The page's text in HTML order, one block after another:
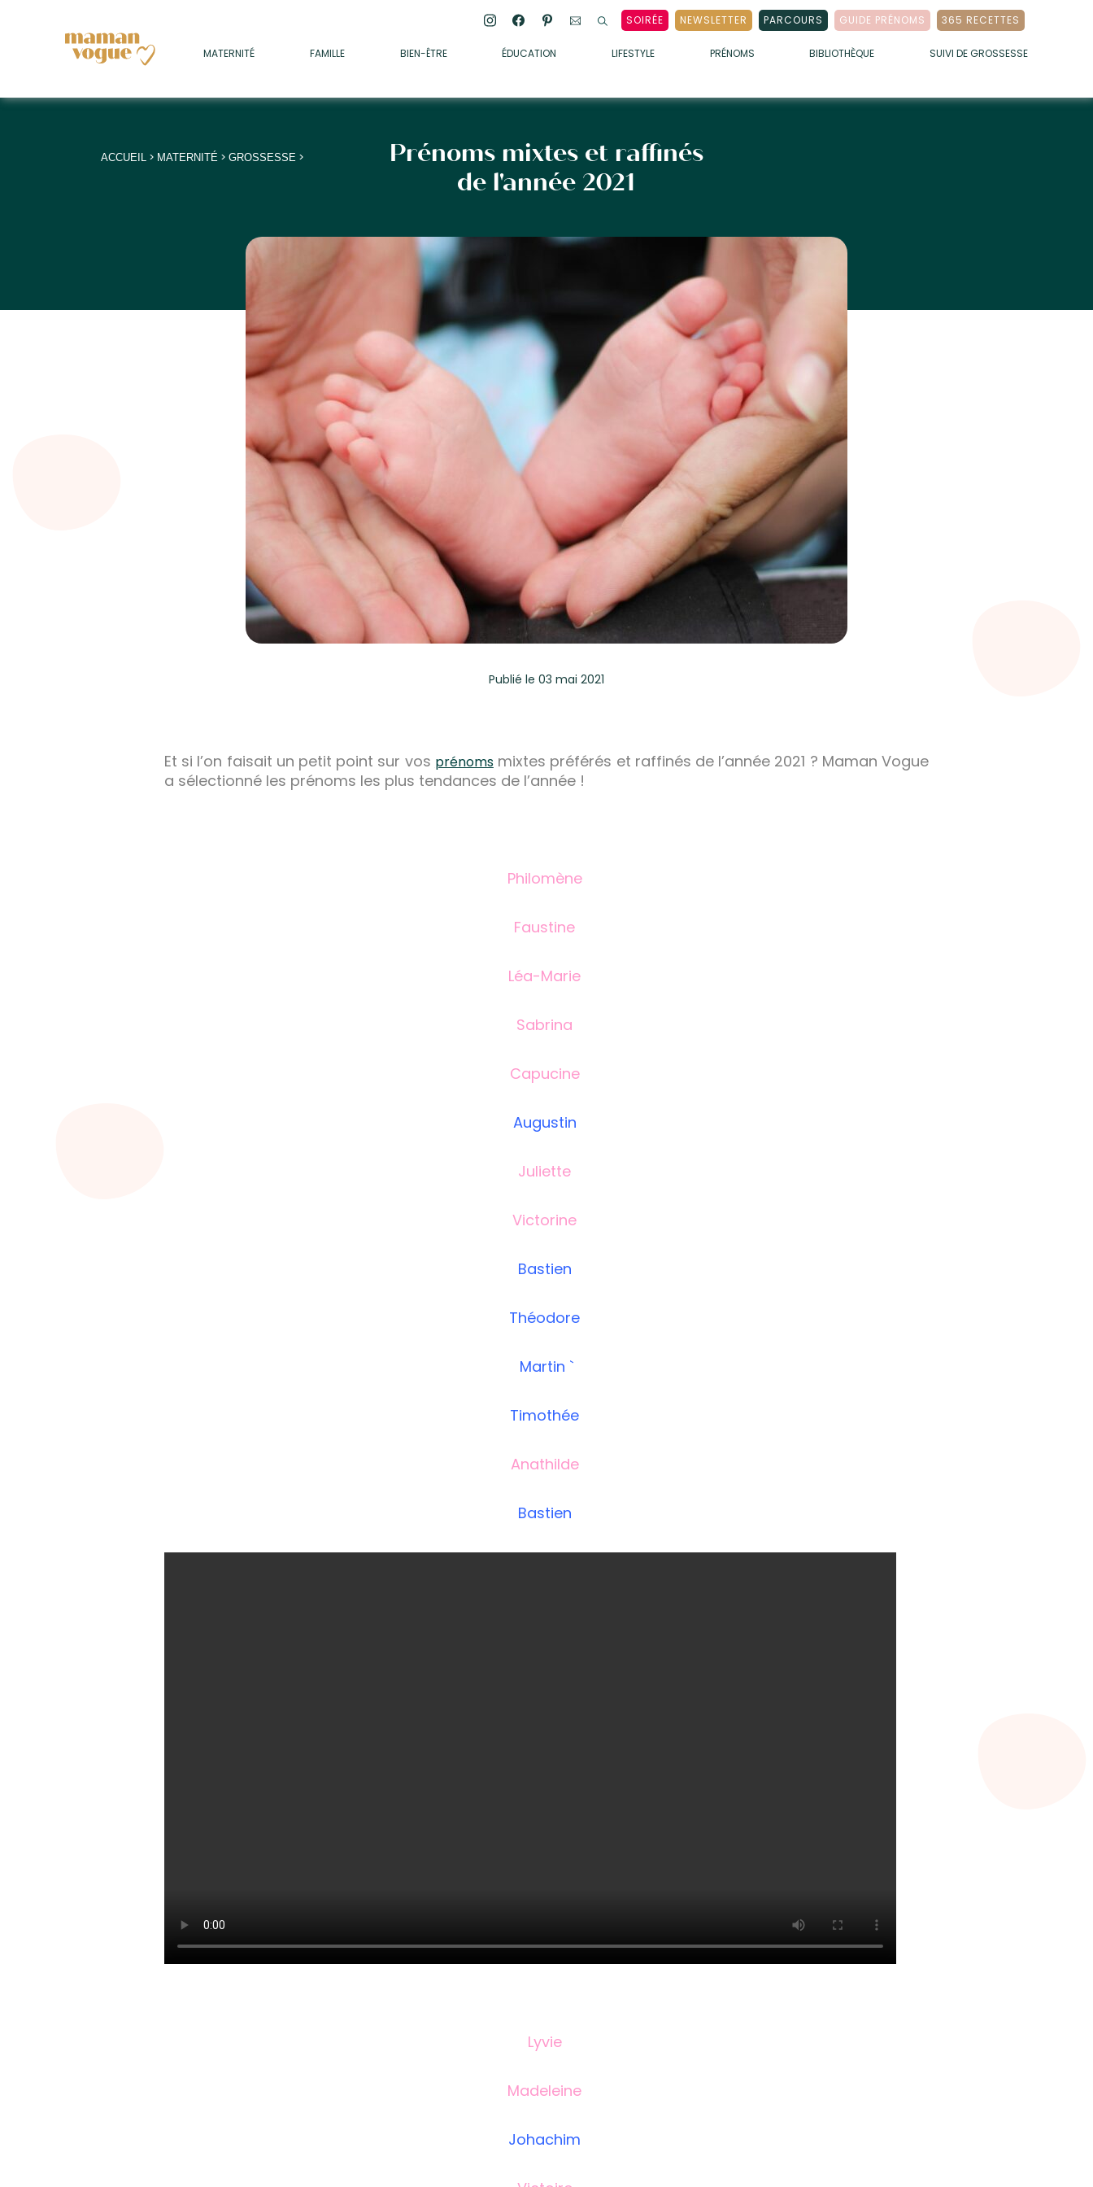
SOIRÉE NEWSLETTER PARCOURS GUIDE PRÉNOMS 365 RECETTES
MATERNITÉ FAMILLE BIEN-ÊTRE ÉDUCATION LIFESTYLE PRÉNOMS BIBLIOTHÈQUE SUIVI DE GROSSESSE
• SOMMEIL
• MÉDECINE DOUCE
• SOINS
+
+
ACCUEIL > MATERNITÉ >GROSSESSE >
Prénoms mixtes et raffinés
de l'année 2021
Publié le 03 mai 2021
Et si l’on faisait un petit point sur vos prénomsmixtes préférés et raffinés de l’année 2021 ? Maman Vogue
a sélectionné les prénoms les plus tendances de l’année !
Philomène
Faustine
Léa-Marie
Sabrina
Capucine
Augustin
Juliette
Victorine
Bastien
Théodore
Martin `
Timothée
Anathilde
Bastien
Lyvie
Madeleine
Johachim